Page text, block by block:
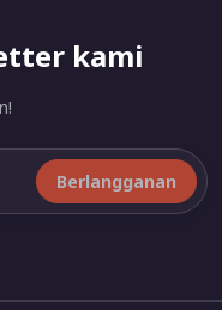
kami
Berlangganan